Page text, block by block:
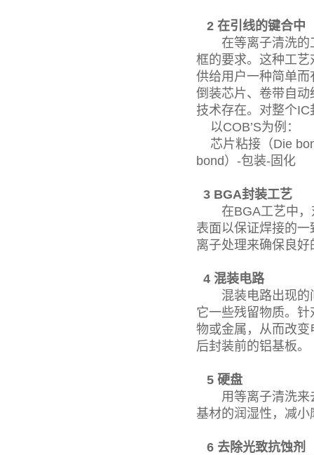
2 在引线的键合中
在等离子清洗的工
框的要求。这种工艺
供给用户一种简单
倒装芯片、卷带自
技术存在。对整个
以COB’S为例：
芯片粘接（Die
bond）-包装-固化
3 BGA封装工艺
在BGA工艺中，
表面以保证焊接的
离子处理来确保良
4 混装电路
混装电路出现的问
它一些残留物质。
物或金属，从而改
后封装前的铝基板。
5 硬盘
用等离子清洗来去
基材的润湿性，减
6 去除光致抗蚀剂